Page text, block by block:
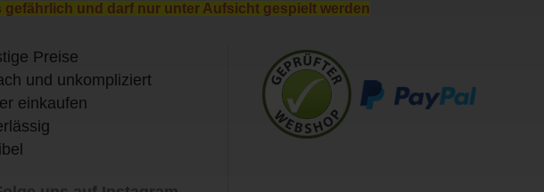
und darf nur unter Aufsicht gespielt werden
Preise
und unkompliziert
einkaufen